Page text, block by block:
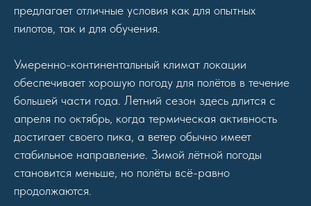
предлагает отличные условия как для опытных
пилотов, так и для обучения.
Умеренно-континентальный климат локации
обеспечивает хорошую погоду для полётов в течение
большей части года. Летний сезон здесь длится с
апреля по октябрь, когда термическая активность
достигает своего пика, а ветер обычно имеет
стабильное направление. Зимой лётной погоды
становится меньше, но полёты всё-равно
продолжаются.